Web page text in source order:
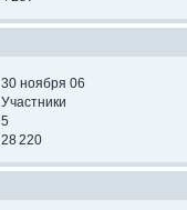
30 ноября 06
Участники
5
28 220